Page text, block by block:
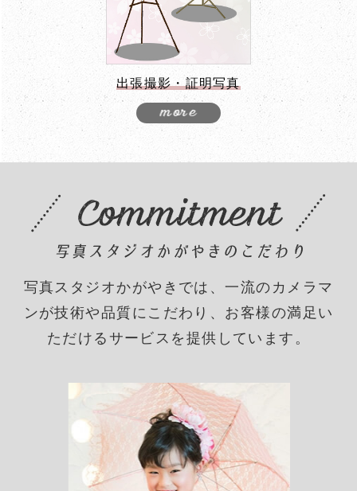
出張撮影・証明写真
写真スタジオかがやきでは、一流のカメラマ
ンが技術や品質にこだわり、 お客様の満足い
ただけるサービスを提供しています。